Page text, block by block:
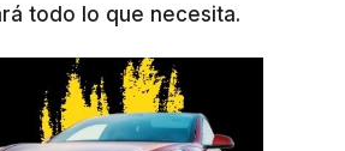
todo lo que necesita.